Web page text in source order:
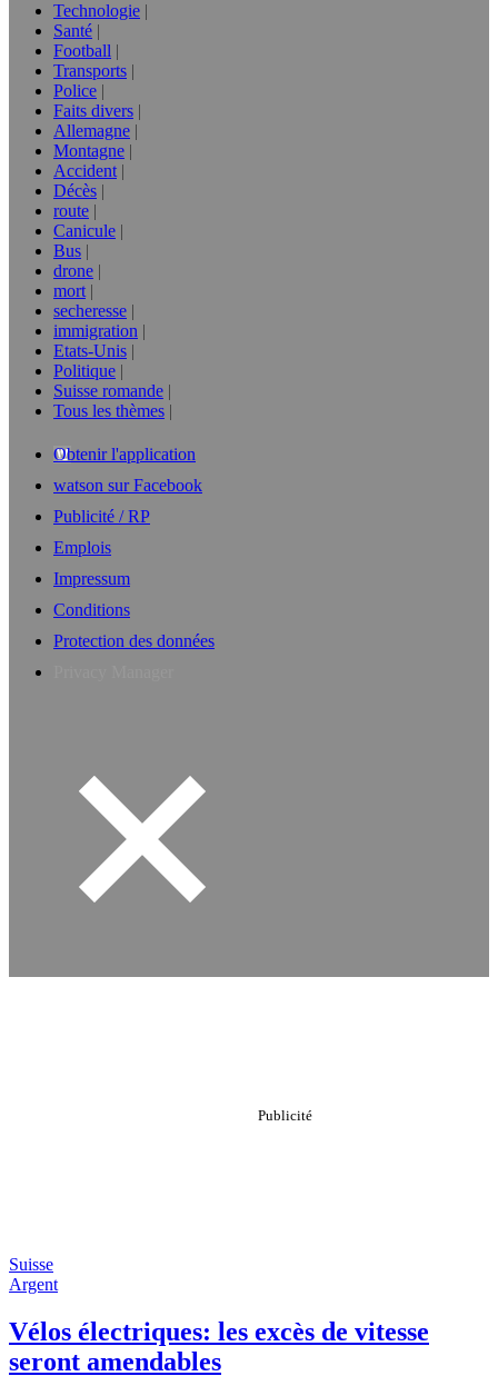
Technologie
Santé
Football
Transports
Police
Faits divers
Allemagne
Montagne
Accident
Décès
route
Canicule
Bus
drone
mort
secheresse
immigration
Etats-Unis
Politique
Suisse romande
Tous les thèmes
Obtenir l'application
watson sur Facebook
Publicité / RP
Emplois
Impressum
Conditions
Protection des données
Suisse
Argent
Vélos électriques: les excès de vitesse
seront amendables